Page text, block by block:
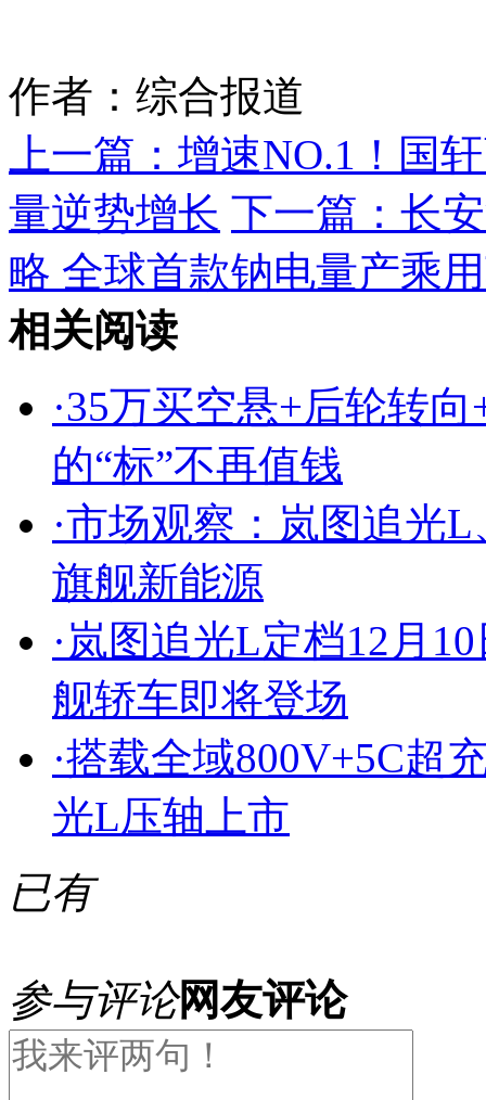
作者：综合报道
上一篇： 增速NO.1！国
量逆势增长 下一篇： 长
略 全球首款钠电量产乘
相关阅读
·35万买空悬+后轮转
的“标”不再值钱
·市场观察：岚图追光
旗舰新能源
·岚图追光L定档12月
舰轿车即将登场
·搭载全域800V+5C超
光L压轴上市
已有
参与评论网友评论